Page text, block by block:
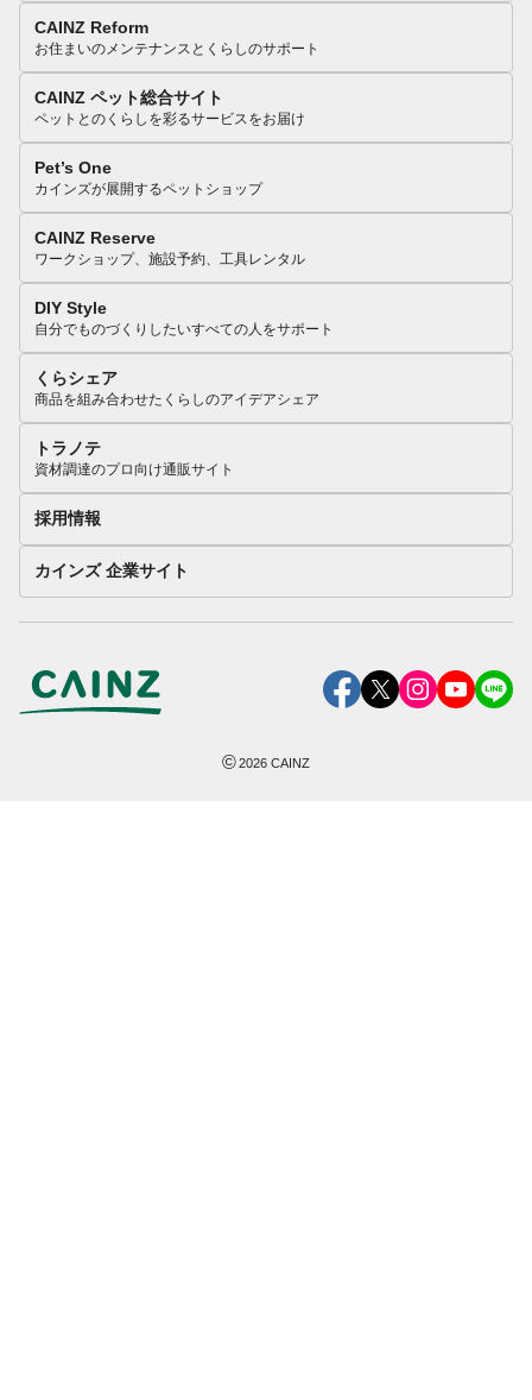
CAINZ Reform
お住まいのメンテナンスとくらしのサポート
CAINZ ペット総合サイト
ペットとのくらしを彩るサービスをお届け
Pet’s One
カインズが展開するペットショップ
CAINZ Reserve
ワークショップ、施設予約、工具レンタル
DIY Style
自分でものづくりしたいすべての人をサポート
くらシェア
商品を組み合わせたくらしのアイデアシェア
トラノテ
資材調達のプロ向け通販サイト
採用情報
カインズ 企業サイト
©2026 CAINZ